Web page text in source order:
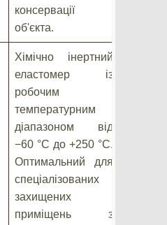
консервації
об'єкта.
Хімічно інертний
еластомер із
робочим
температурним
діапазоном від
−60 °C до +250 °C.
Оптимальний для
спеціалізованих
захищених
приміщень з